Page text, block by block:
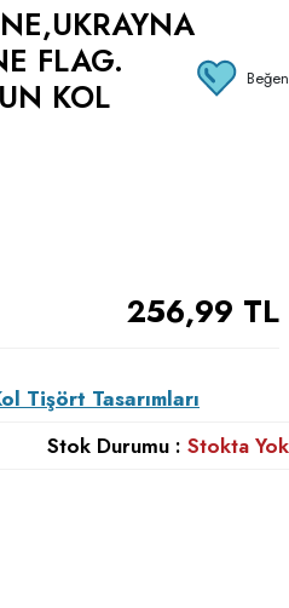
FLAG.
KOL
Beğen
256,99 TL
Tişört Tasarımları
Stok Durumu : Stokta Yok